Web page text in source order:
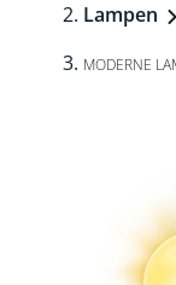
Lampen
MODERNE